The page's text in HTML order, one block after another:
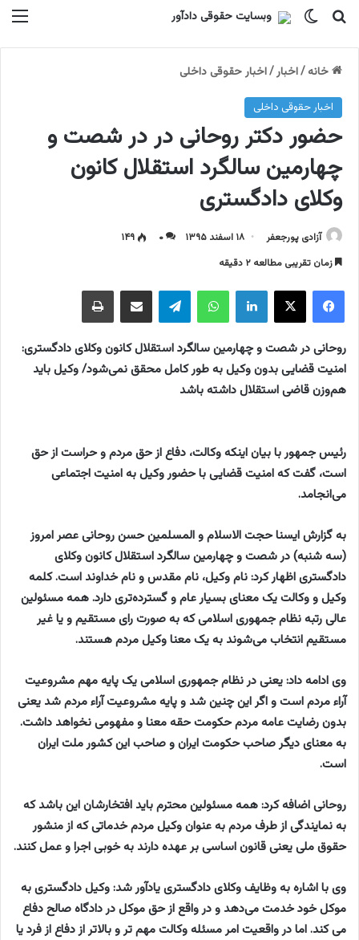
جستجو برایتغییر پوسته
خانه/اخبار/اخبار حقوقی داخلی
اخبار حقوقی داخلی
حضور دکتر روحانی در در شصت و
چهارمین سالگرد استقلال کانون
وکلای دادگستری
آزادی پورجعفر ۱۸ اسفند ۱۳۹۵ ۰
۱۴۹
زمان تقریبی مطالعه ۲ دقیقه
فیسبوک ایکس لینکداین واتس آپ تلگرام اشتراک گذاری با ایمیل
روحانی در شصت و چهارمین سالگرد استقلال کانون وکلای دادگستری:
امنیت قضایی بدون وکیل به طور کامل محقق نمی‌شود/ وکیل باید
هم‌وزن قاضی استقلال داشته باشد
رئیس جمهور با بیان اینکه وکالت، دفاع از حق مردم و حراست از حق
است، گفت که امنیت قضایی با حضور وکیل به امنیت اجتماعی
می‌انجامد.
به گزارش ایسنا حجت الاسلام و المسلمین حسن روحانی عصر امروز
(سه شنبه) در شصت و چهارمین سالگرد استقلال کانون وکلای
دادگستری اظهار کرد: نام وکیل، نام مقدس و نام خداوند است. کلمه
وکیل و وکالت یک معنای بسیار عام و گسترده‌تری دارد. همه مسئولین
عالی رتبه نظام جمهوری اسلامی که به صورت رای مستقیم و یا غیر
مستقیم انتخاب می‌شوند به یک معنا وکیل مردم هستند.
وی ادامه داد: یعنی در نظام جمهوری اسلامی یک پایه مهم مشروعیت
آراء مردم است و اگر این چنین شد و پایه مشروعیت آراء مردم شد یعنی
بدون رضایت عامه مردم حکومت حقه معنا و مفهومی نخواهد داشت.
به معنای دیگر صاحب حکومت ایران و صاحب این کشور ملت ایران
است.
روحانی اضافه کرد: همه مسئولین محترم باید افتخارشان این باشد که
به نمایندگی از طرف مردم به عنوان وکیل مردم خدماتی که از منشور
حقوق ملی یعنی قانون اساسی بر عهده دارند به خوبی اجرا و عمل کنند.
وی با اشاره به وظایف وکلای دادگستری یادآور شد: وکیل دادگستری به
موکل خود خدمت می‌دهد و در واقع از حق موکل در دادگاه صالح دفاع
می کند. اما در واقعیت امر مسئله وکالت مهم تر و بالاتر از دفاع از فرد یا